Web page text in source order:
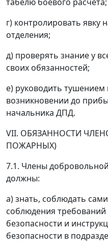
г) контролировать явку
отделения;
д) проверять знание у
своих обязанностей;
е) руководить
возникновении до
начальника ДПД.
VII. ОБЯЗАННОСТИ
ПОЖАРНЫХ)
7.1. Члены
должны:
а) знать, соблюдать
соблюдения
безопасности и
безопасности в